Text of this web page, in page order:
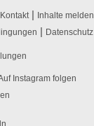
Kontakt | Inhalte melden
| Datenschutz
Instagram folgen